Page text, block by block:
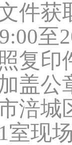
件获
至
复印
盖公
涪城
室现